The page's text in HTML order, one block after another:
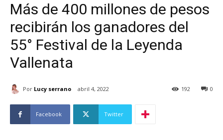
Más de 400 millones de pesos
recibirán los ganadores del
55° Festival de la Leyenda
Vallenata
Por Lucy serrano abril 4, 2022 0
192
Facebook Twitter